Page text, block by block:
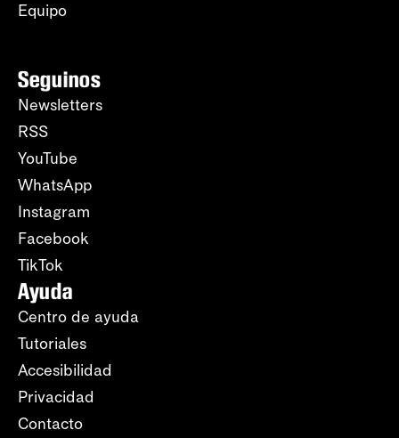
Equipo
Seguinos
Newsletters
RSS
YouTube
WhatsApp
Instagram
Facebook
TikTok
Ayuda
Centro de ayuda
Tutoriales
Accesibilidad
Privacidad
Contacto